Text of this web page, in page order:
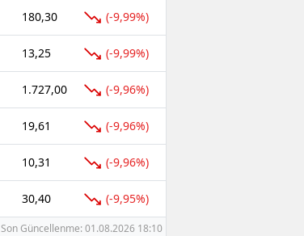
180,30 (-9,99%)
13,25 (-9,99%)
1.727,00 (-9,96%)
19,61 (-9,96%)
10,31 (-9,96%)
30,40 (-9,95%)
Son Güncellenme: 01.08.2026 18:10